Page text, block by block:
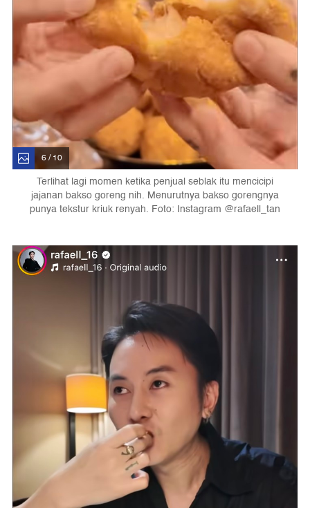
6 / 10
Terlihat lagi momen ketika penjual seblak itu mencicipi
jajanan bakso goreng nih. Menurutnya bakso gorengnya
punya tekstur kriuk renyah. Foto: Instagram @rafaell_tan